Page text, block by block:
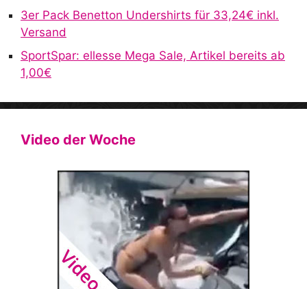
3er Pack Benetton Undershirts für 33,24€ inkl.
Versand
SportSpar: ellesse Mega Sale, Artikel bereits ab
1,00€
Video der Woche